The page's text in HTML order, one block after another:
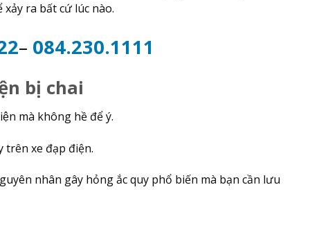
ra bất cứ lúc nào.
– 084.230.1111
bị chai
mà không hề để ý.
trên xe đạp điện.
nhân gây hỏng ắc quy phổ biến mà bạn cần lưu